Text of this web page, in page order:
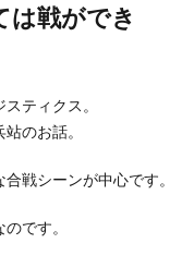
ティクス。
のお話。
戦シーンが中心です。
です。